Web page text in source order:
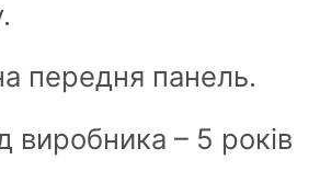
передня панель.
виробника – 5 років